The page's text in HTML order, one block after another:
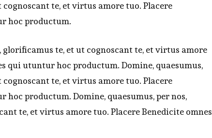
te, et virtus amore tuo. Placere
hoc productum.
glorificamus te, et ut cognoscant te, et virtus amore
qui utuntur hoc productum. Domine, quaesumus,
te, et virtus amore tuo. Placere
hoc productum. Domine, quaesumus, per nos,
te, et virtus amore tuo. Placere Benedicite omnes